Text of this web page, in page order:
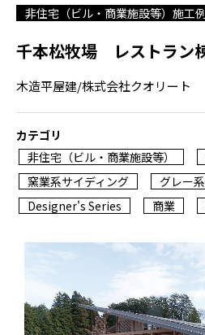
非住宅（ビル・商業施設等）施工例
千本松牧場 レストラン
木造平屋建/株式会社クオリート
カテゴリ
非住宅（ビル・商業施設等）
窯業系サイディング
グレー系
Designer's Series
商業